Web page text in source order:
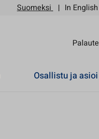
Suomeksi In English
Palaute
Osallistu ja asioi